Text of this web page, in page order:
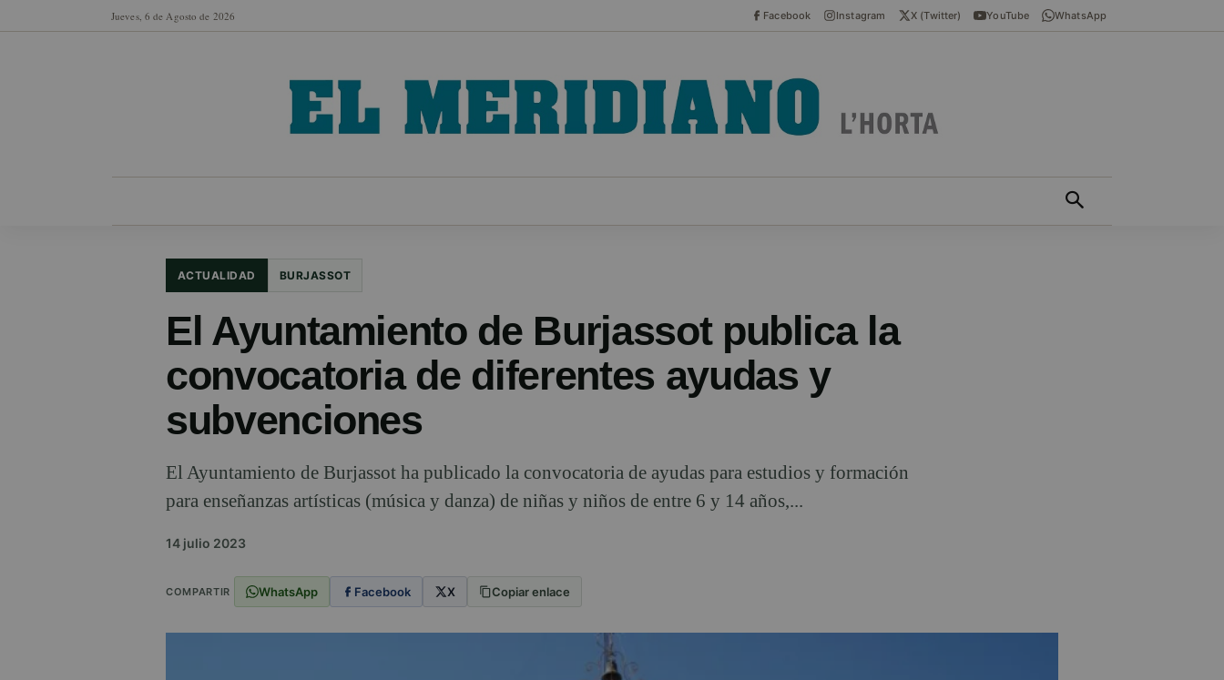
Jueves, 6 de Agosto de 2026 Facebook Instagram X (Twitter) YouTube WhatsApp
ACTUALIDAD BURJASSOT
El Ayuntamiento de Burjassot publica la
convocatoria de diferentes ayudas y
subvenciones
El Ayuntamiento de Burjassot ha publicado la convocatoria de ayudas para estudios y formación
para enseñanzas artísticas (música y danza) de niñas y niños de entre 6 y 14 años,...
14 julio 2023
COMPARTIR WhatsApp Facebook X Copiar enlace